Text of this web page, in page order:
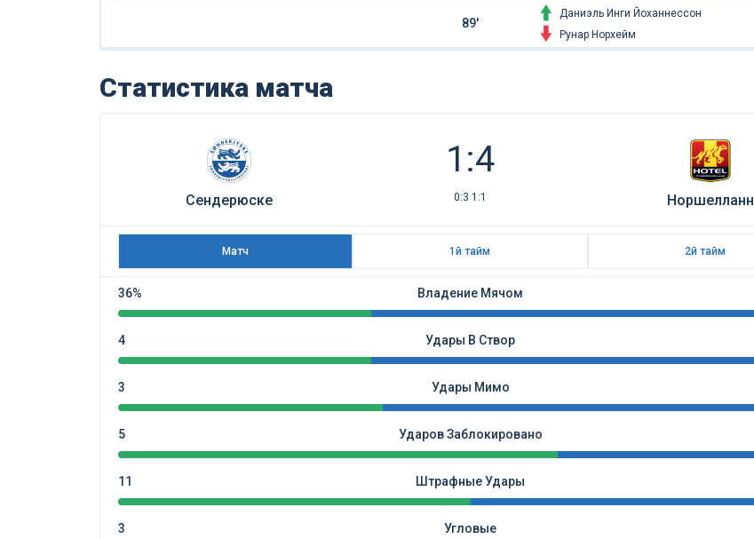
89'
Даниэль Инги Йоханнессон
Рунар Норхейм
Статистика матча
Сендерюске
1:4
0:3 1:1 Норшелланн
Матч 1й тайм 2й тайм
36% Владение Мячом
4 Удары В Створ
3 Удары Мимо
5 Ударов Заблокировано
11 Штрафные Удары
3 Угловые